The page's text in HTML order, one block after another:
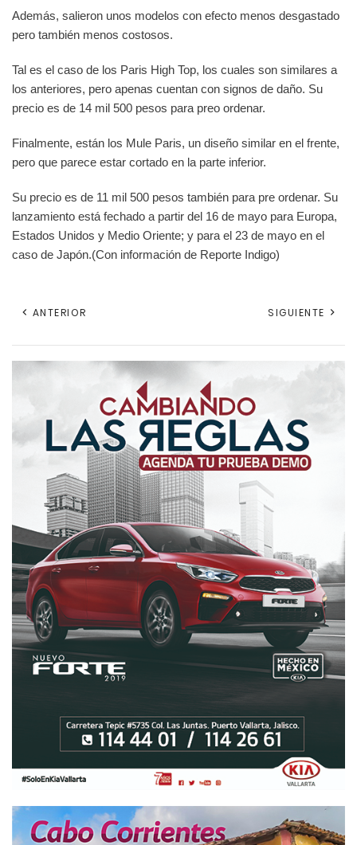
Además, salieron unos modelos con efecto menos desgastado
pero también menos costosos.
Tal es el caso de los Paris High Top, los cuales son similares a
los anteriores, pero apenas cuentan con signos de daño. Su
precio es de 14 mil 500 pesos para preo ordenar.
Finalmente, están los Mule Paris, un diseño similar en el frente,
pero que parece estar cortado en la parte inferior.
Su precio es de 11 mil 500 pesos también para pre ordenar. Su
lanzamiento está fechado a partir del 16 de mayo para Europa,
Estados Unidos y Medio Oriente; y para el 23 de mayo en el
caso de Japón.(Con información de Reporte Indigo)
ANTERIOR SIGUIENTE